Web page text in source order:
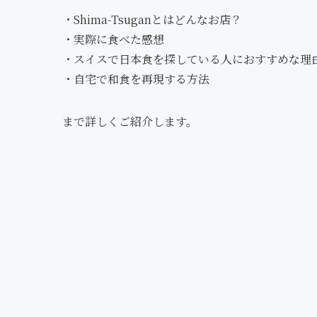
・Shima-Tsuganとはどんなお店？
・実際に食べた感想
・スイスで日本食を探している人におすすめな理
・自宅で和食を再現する方法
まで詳しくご紹介します。